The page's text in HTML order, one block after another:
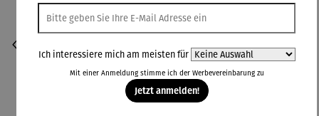
Ich interessiere mich am meisten für
Mit einer Anmeldung stimme ich der Werbevereinbarungzu
Jetzt anmelden!